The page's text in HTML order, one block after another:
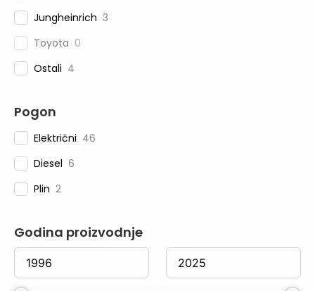
Jungheinrich 3
Toyota 0
Ostali 4
Pogon
Električni 46
Diesel 6
Plin 2
Godina proizvodnje